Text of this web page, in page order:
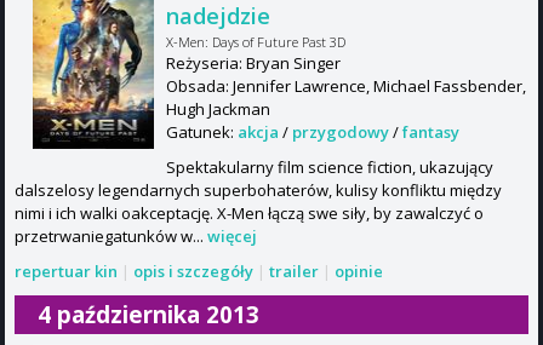
nadejdzie
X-Men: Days of Future Past 3D
Reżyseria: Bryan Singer
Obsada: Jennifer Lawrence, Michael Fassbender,
Hugh Jackman
Gatunek: akcja / przygodowy/fantasy
Spektakularny film science fiction, ukazujący
dalszelosy legendarnych superbohaterów, kulisy konfliktu między
nimi i ich walki oakceptację. X-Men łączą swe siły, by zawalczyć o
przetrwaniegatunków w... więcej
repertuar kin | opis i szczegóły | trailer | opinie
4 października 2013